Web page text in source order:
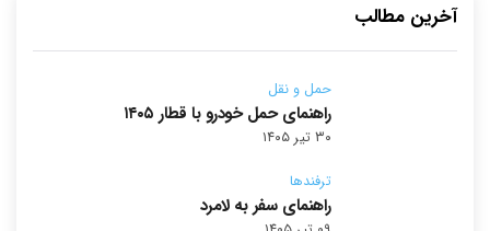
آخرین مطالب
حمل و نقل
راهنمای حمل خودرو با قطار ۱۴۰۵
۳۰ تیر ۱۴۰۵
ترفندها
راهنمای سفر به لامرد